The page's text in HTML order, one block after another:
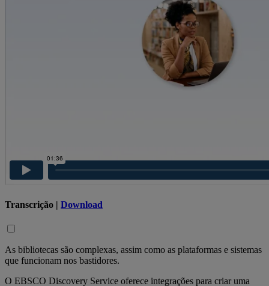
Transcrição | Download
As bibliotecas são complexas, assim como as plataformas e sistemas
que funcionam nos bastidores.
O EBSCO Discovery Service oferece integrações para criar uma